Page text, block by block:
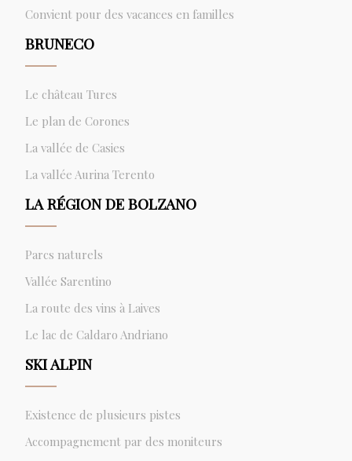
Convient pour des vacances en familles
BRUNECO
Le château Tures
Le plan de Corones
La vallée de Casies
La vallée Aurina Terento
LA RÉGION DE BOLZANO
Parcs naturels
Vallée Sarentino
La route des vins à Laives
Le lac de Caldaro Andriano
SKI ALPIN
Existence de plusieurs pistes
Accompagnement par des moniteurs